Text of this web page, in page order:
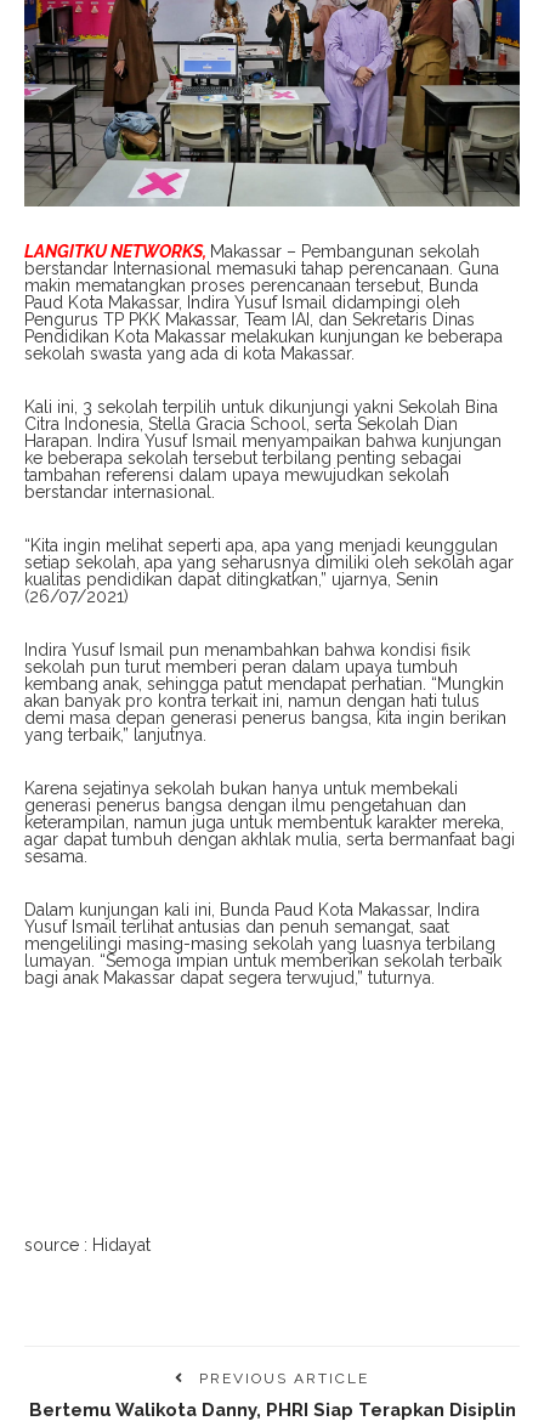
LANGITKU NETWORKS, Makassar – Pembangunan sekolah
berstandar Internasional memasuki tahap perencanaan. Guna
makin mematangkan proses perencanaan tersebut, Bunda
Paud Kota Makassar, Indira Yusuf Ismail didampingi oleh
Pengurus TP PKK Makassar, Team IAI, dan Sekretaris Dinas
Pendidikan Kota Makassar melakukan kunjungan ke beberapa
sekolah swasta yang ada di kota Makassar.
Kali ini, 3 sekolah terpilih untuk dikunjungi yakni Sekolah Bina
Citra Indonesia, Stella Gracia School, serta Sekolah Dian
Harapan. Indira Yusuf Ismail menyampaikan bahwa kunjungan
ke beberapa sekolah tersebut terbilang penting sebagai
tambahan referensi dalam upaya mewujudkan sekolah
berstandar internasional.
“Kita ingin melihat seperti apa, apa yang menjadi keunggulan
setiap sekolah, apa yang seharusnya dimiliki oleh sekolah agar
kualitas pendidikan dapat ditingkatkan,” ujarnya, Senin
(26/07/2021)
Indira Yusuf Ismail pun menambahkan bahwa kondisi fisik
sekolah pun turut memberi peran dalam upaya tumbuh
kembang anak, sehingga patut mendapat perhatian. “Mungkin
akan banyak pro kontra terkait ini, namun dengan hati tulus
demi masa depan generasi penerus bangsa, kita ingin berikan
yang terbaik,” lanjutnya.
Karena sejatinya sekolah bukan hanya untuk membekali
generasi penerus bangsa dengan ilmu pengetahuan dan
keterampilan, namun juga untuk membentuk karakter mereka,
agar dapat tumbuh dengan akhlak mulia, serta bermanfaat bagi
sesama.
Dalam kunjungan kali ini, Bunda Paud Kota Makassar, Indira
Yusuf Ismail terlihat antusias dan penuh semangat, saat
mengelilingi masing-masing sekolah yang luasnya terbilang
lumayan. “Semoga impian untuk memberikan sekolah terbaik
bagi anak Makassar dapat segera terwujud,” tuturnya.
source : Hidayat
PREVIOUS ARTICLE
Bertemu Walikota Danny, PHRI Siap Terapkan Disiplin